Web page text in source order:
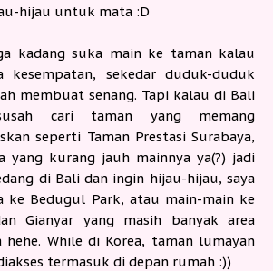
hijau untuk mata :D
kadang suka main ke taman kalau
kesempatan, sekedar duduk-duduk
membuat senang. Tapi kalau di Bali
cari taman yang memang
seperti Taman Prestasi Surabaya,
yang kurang jauh mainnya ya(?) jadi
di Bali dan ingin hijau-hijau, saya
ke Bedugul Park, atau main-main ke
Gianyar yang masih banyak area
hehe. While di Korea, taman lumayan
termasuk di depan rumah :))